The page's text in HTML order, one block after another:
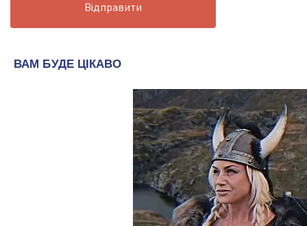
Відправити
відчув на собі, – Євгеній
Вiдео • НААКУ